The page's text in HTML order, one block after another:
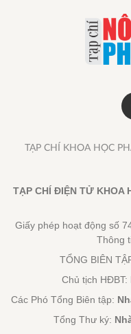
TẠP CHÍ KHOA HỌC
TẠP CHÍ ĐIỆN TỬ KHOA
Giấy phép hoạt động số
Thông
TỔNG BIÊN
Chủ tịch HĐBT:
Các Phó Tổng Biên tập:
Tổng Thư ký: